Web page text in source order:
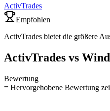
ActivTrades
Empfohlen
ActivTrades bietet die größere
ActivTrades vs
Bewertung
= Hervorgehobene Bewertung